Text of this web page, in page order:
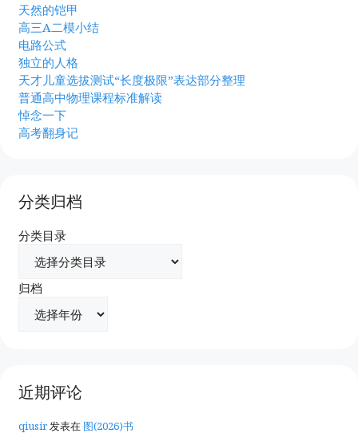
天然的铠甲
高三A二模小结
电路公式
独立的人格
天才儿童选拔测试“长度极限”表达部分整理
普通高中物理课程标准解读
悼念一下
高考翻身记
分类归档
分类目录
归档
近期评论
qiusir发表在 图(2026)书